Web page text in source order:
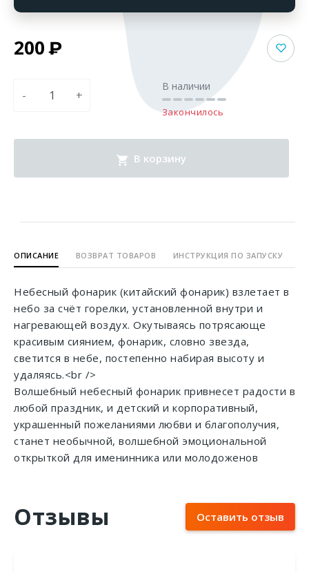
200
- +
В наличии
Закончилось
В корзину
ОПИСАНИЕ ВОЗВРАТ ТОВАРОВ ИНСТРУКЦИЯ ПО ЗАПУСКУ
Небесный фонарик (китайский фонарик) взлетает в
небо за счёт горелки, установленной внутри и
нагревающей воздух. Окутываясь потрясающе
красивым сиянием, фонарик, словно звезда,
светится в небе, постепенно набирая высоту и
удаляясь.<br />
Волшебный небесный фонарик привнесет радости в
любой праздник, и детский и корпоративный,
украшенный пожеланиями любви и благополучия,
станет необычной, волшебной эмоциональной
открыткой для именинника или молодоженов
Отзывы Оставить отзыв